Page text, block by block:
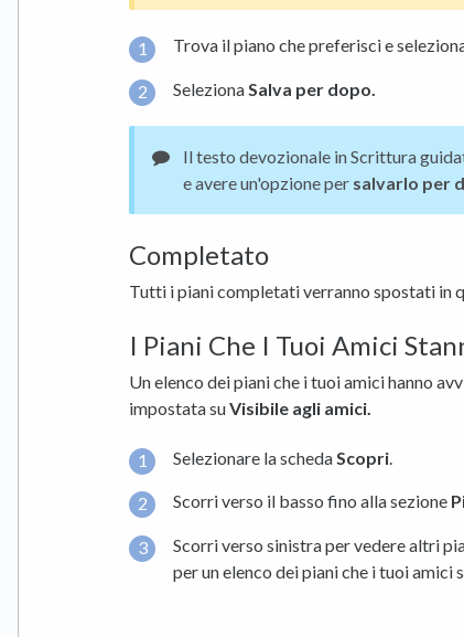
Trova il piano che preferisci e
SelezionaSalva per dopo.
Il testo devozionale in Scrittura
e avere un'opzione per salvarlo per
Completato
Tutti i piani completati verranno spostati in
I Piani Che I Tuoi Amici
Un elenco dei piani che i tuoi amici hanno
impostata suVisibile agli amici.
Selezionare la scheda Scopri
Scorri verso il basso fino alla sezione
Scorri verso sinistra per vedere altri
per un elenco dei piani che i tuoi amici